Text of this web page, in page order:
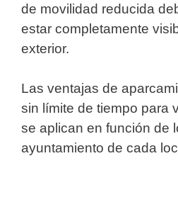
de movilidad reducida
estar completamente
exterior.
Las ventajas de
sin límite de tiempo para
se aplican en función de
ayuntamiento de cada